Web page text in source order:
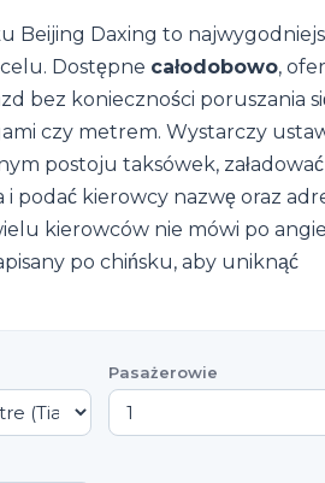
Beijing Daxing to
Dostępne całodobowo,
bez konieczności poruszania
czy metrem. Wystarczy
postoju taksówek, załadować
i podać kierowcy nazwę oraz
kierowców nie mówi po
po chińsku, aby uniknąć
Pasażerowie